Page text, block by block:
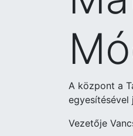
A központ a
egyesítésével
Vezetője